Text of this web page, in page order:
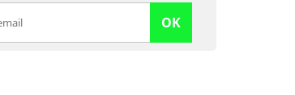
OK